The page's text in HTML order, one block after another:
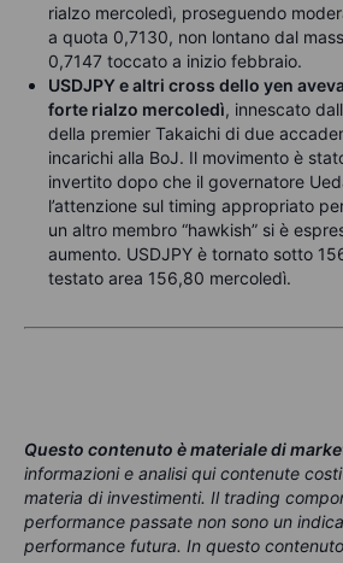
rialzo mercoledì, proseguendo
a quota 0,7130, non lontano dal
0,7147 toccato a inizio febbraio.
USDJPY e altri cross dello yen
forte rialzo mercoledì, innescato
della premier Takaichi di due
incarichi alla BoJ. Il movimento è
invertito dopo che il governatore
l’attenzione sul timing appropriato
un altro membro “hawkish” si è
aumento. USDJPY è tornato sotto
testato area 156,80 mercoledì.
Questo contenuto è materiale di
informazioni e analisi qui contenute
materia di investimenti. Il trading
performance passate non sono un
performance futura. In questo